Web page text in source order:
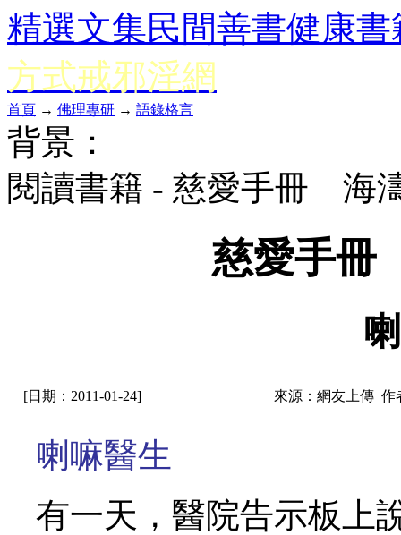
精選文集民間善書健康書
方式戒邪淫網
首頁 → 佛理專研 → 語錄格言
背景：
閱讀書籍 - 慈愛手冊 海
慈愛手
[日期：2011-01-24] 來源：網友上傳 作
喇嘛醫生
有一天，醫院告示板上